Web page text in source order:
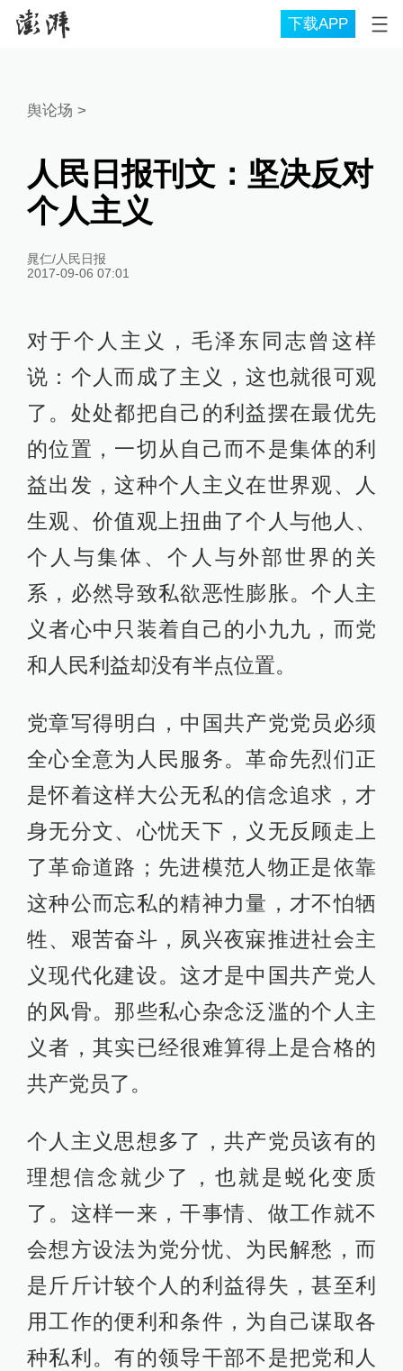
下载APP
舆论场 >
人民日报刊文：坚决反对
个人主义
晁仁/人民日报
2017-09-06 07:01
对于个人主义，毛泽东同志曾这样
说：个人而成了主义，这也就很可观
了。处处都把自己的利益摆在最优先
的位置，一切从自己而不是集体的利
益出发，这种个人主义在世界观、人
生观、价值观上扭曲了个人与他人、
个人与集体、个人与外部世界的关
系，必然导致私欲恶性膨胀。个人主
义者心中只装着自己的小九九，而党
和人民利益却没有半点位置。
党章写得明白，中国共产党党员必须
全心全意为人民服务。革命先烈们正
是怀着这样大公无私的信念追求，才
身无分文、心忧天下，义无反顾走上
了革命道路；先进模范人物正是依靠
这种公而忘私的精神力量，才不怕牺
牲、艰苦奋斗，夙兴夜寐推进社会主
义现代化建设。这才是中国共产党人
的风骨。那些私心杂念泛滥的个人主
义者，其实已经很难算得上是合格的
共产党员了。
个人主义思想多了，共产党员该有的
理想信念就少了，也就是蜕化变质
了。这样一来，干事情、做工作就不
会想方设法为党分忧、为民解愁，而
是斤斤计较个人的利益得失，甚至利
用工作的便利和条件，为自己谋取各
种私利。有的领导干部不是把党和人